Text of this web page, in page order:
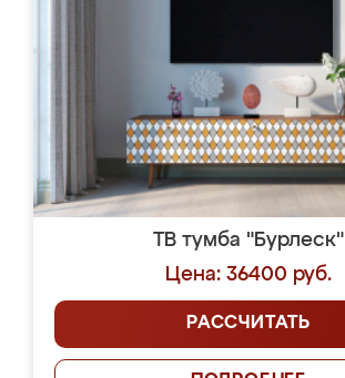
ТВ тумба "Бурлеск"
Цена: 36400 руб.
РАССЧИТАТЬ